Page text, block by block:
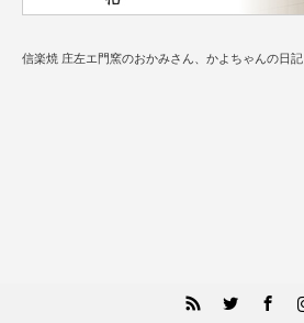
信楽焼 庄左エ門窯のおかみさん、かよちゃんの日記